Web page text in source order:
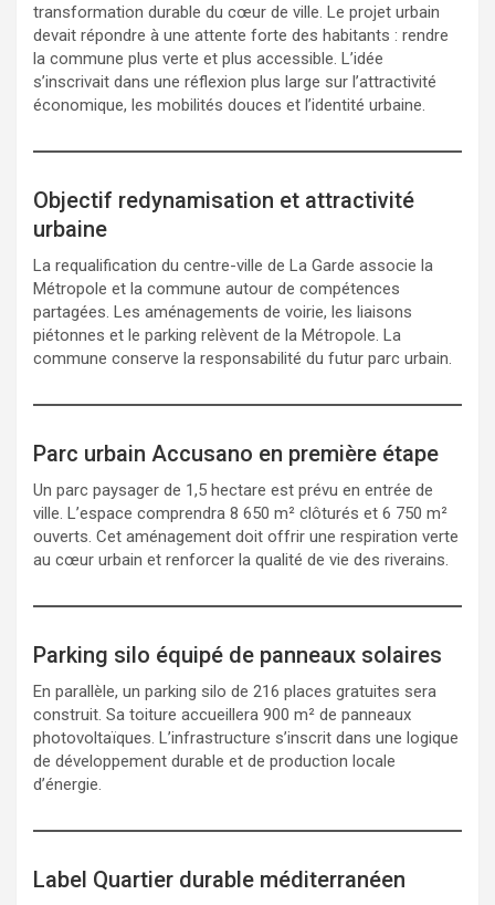
transformation durable du cœur de ville. Le projet urbain
devait répondre à une attente forte des habitants : rendre
la commune plus verte et plus accessible. L’idée
s’inscrivait dans une réflexion plus large sur l’attractivité
économique, les mobilités douces et l’identité urbaine.
Objectif redynamisation et attractivité
urbaine
La requalification du centre-ville de La Garde associe la
Métropole et la commune autour de compétences
partagées. Les aménagements de voirie, les liaisons
piétonnes et le parking relèvent de la Métropole. La
commune conserve la responsabilité du futur parc urbain.
Parc urbain Accusano en première étape
Un parc paysager de 1,5 hectare est prévu en entrée de
ville. L’espace comprendra 8 650 m² clôturés et 6 750 m²
ouverts. Cet aménagement doit offrir une respiration verte
au cœur urbain et renforcer la qualité de vie des riverains.
Parking silo équipé de panneaux solaires
En parallèle, un parking silo de 216 places gratuites sera
construit. Sa toiture accueillera 900 m² de panneaux
photovoltaïques. L’infrastructure s’inscrit dans une logique
de développement durable et de production locale
d’énergie.
Label Quartier durable méditerranéen